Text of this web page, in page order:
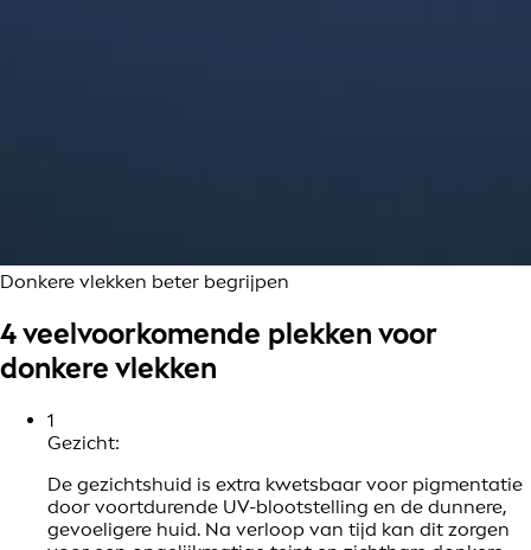
Donkere vlekken beter begrijpen
4 veelvoorkomende plekken voor
donkere vlekken
1
Gezicht:
De gezichtshuid is extra kwetsbaar voor pigmentatie
door voortdurende UV-blootstelling en de dunnere,
gevoeligere huid. Na verloop van tijd kan dit zorgen